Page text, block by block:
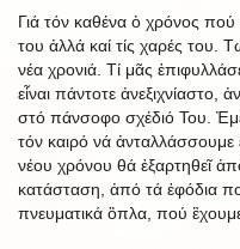
Γιά τόν καθένα ὁ χρόνος
του ἀλλά καί τίς χαρές του.
νέα χρονιά. Τί μᾶς
εἶναι πάντοτε ἀνεξιχνίαστο,
στό πάνσοφο σχέδιό Του.
τόν καιρό νά
νέου χρόνου θά ἐξαρτηθεῖ
κατάσταση, ἀπό τά ἐφόδια
πνευματικά ὃπλα, πού